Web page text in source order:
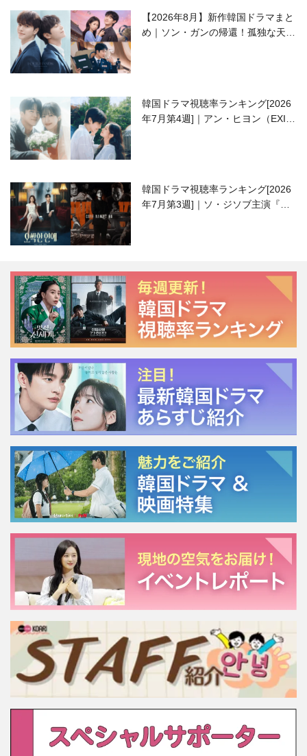
【2026年8月】新作韓国ドラマまと
め｜ソン・ガンの帰還！孤独な天才
韓国ドラマ視聴率ランキング[2026
年7月第4週]｜アン・ヒヨン（EXID
韓国ドラマ視聴率ランキング[2026
年7月第3週]｜ソ・ジソブ主演『エ